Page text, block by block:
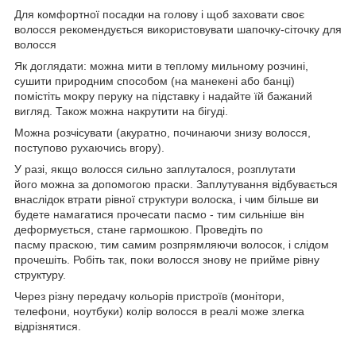
Для комфортної посадки на голову і щоб заховати своє
волосся рекомендується використовувати шапочку-сіточку для
волосся
Як доглядати: можна мити в теплому мильному розчині,
сушити природним способом (на манекені або банці)
помістіть мокру перуку на підставку і надайте їй бажаний
вигляд. Також можна накрутити на бігуді.
Можна розчісувати (акуратно, починаючи знизу волосся,
поступово рухаючись вгору).
У разі, якщо волосся сильно заплуталося, розплутати
його можна за допомогою праски. Заплутування відбувається
внаслідок втрати рівної структури волоска, і чим більше ви
будете намагатися прочесати пасмо - тим сильніше він
деформується, стане гармошкою. Проведіть по
пасму праскою, тим самим розпрямляючи волосок, і слідом
прочешіть. Робіть так, поки волосся знову не прийме рівну
структуру.
Через різну передачу кольорів пристроїв (монітори,
телефони, ноутбуки) колір волосся в реалі може злегка
відрізнятися.